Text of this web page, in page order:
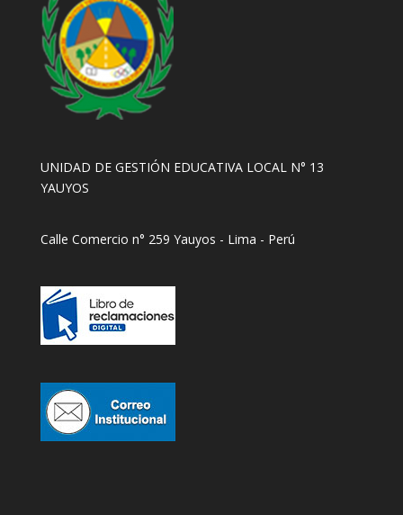
UNIDAD DE GESTIÓN EDUCATIVA LOCAL N° 13
YAUYOS
Calle Comercio n° 259 Yauyos - Lima - Perú